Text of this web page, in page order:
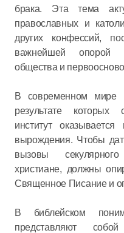
брака. Эта тема
православных и
других конфессий,
важнейшей опорой
общества и
В современном мире
результате которых
институт
вырождения. Чтобы
вызовы
христиане, должны
Священное Писание и
В библейском
представляют